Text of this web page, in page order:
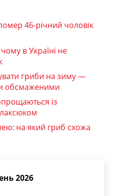
46-річний чоловік
в Україні не
гриби на зиму —
обсмаженими
із
на який гриб схожа
2026